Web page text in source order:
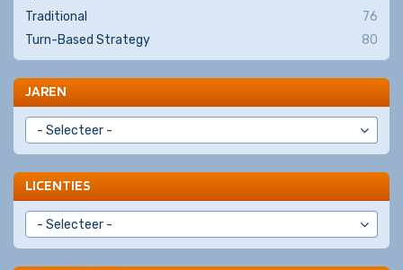
Traditional
76
Turn-Based Strategy
80
JAREN
LICENTIES